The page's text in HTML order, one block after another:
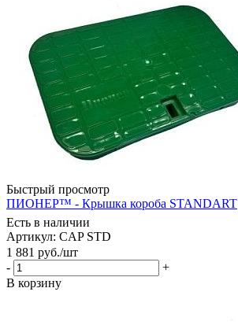
Быстрый просмотр
ПИОНЕР™ - Крышка короба STANDART
Есть в наличии
Артикул: CAP STD
1 881 руб./шт
-
+
В корзину